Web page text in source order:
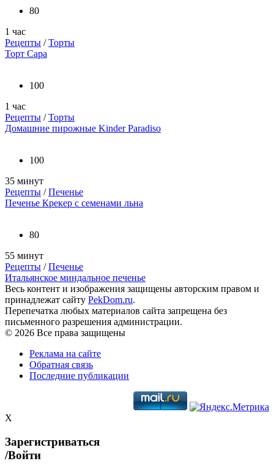
80
1 час
Рецепты /Торты
Торт Сара
100
1 час
Рецепты /Торты
Домашние пирожные Kinder Paradiso
100
35 минут
Рецепты /Печенье
Печенье Крекер с семенами льна
80
55 минут
Рецепты /Печенье
Итальянское миндальное печенье
Весь контент и изображения защищены авторским правом и
принадлежат сайту PekDom.ru.
Перепечатка любых материалов сайта запрещена без
письменного разрешения администрации.
© 2026 Все права защищены
Реклама на сайте
Обратная связь
Последние публикации
X
Зарегистриваться
/Войти